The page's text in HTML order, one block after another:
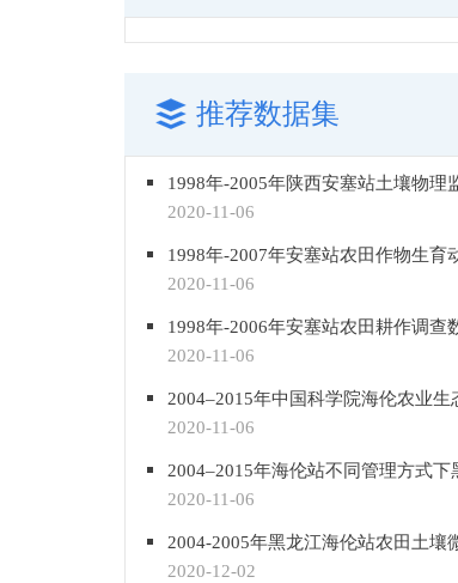
推荐数据集
1998年-2005年陕西安塞站土壤物理
2020-11-06
1998年-2007年安塞站农田作物生育
2020-11-06
1998年-2006年安塞站农田耕作调查
2020-11-06
2020-11-06
2020-11-06
2020-12-02